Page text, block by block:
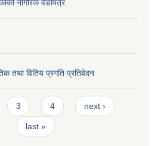
नागरिक वडापत्र
तथा वितिय प्रगति प्रतिवेदन
3 4 next ›
last »